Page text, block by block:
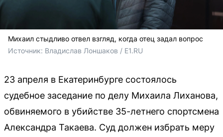
Михаил стыдливо отвел взгляд, когда отец задал вопрос
Источник: Владислав Лоншаков / E1.RU
23 апреля в Екатеринбурге состоялось
судебное заседание по делу Михаила Лиханова,
обвиняемого в убийстве 35-летнего спортсмена
Александра Такаева. Суд должен избрать меру